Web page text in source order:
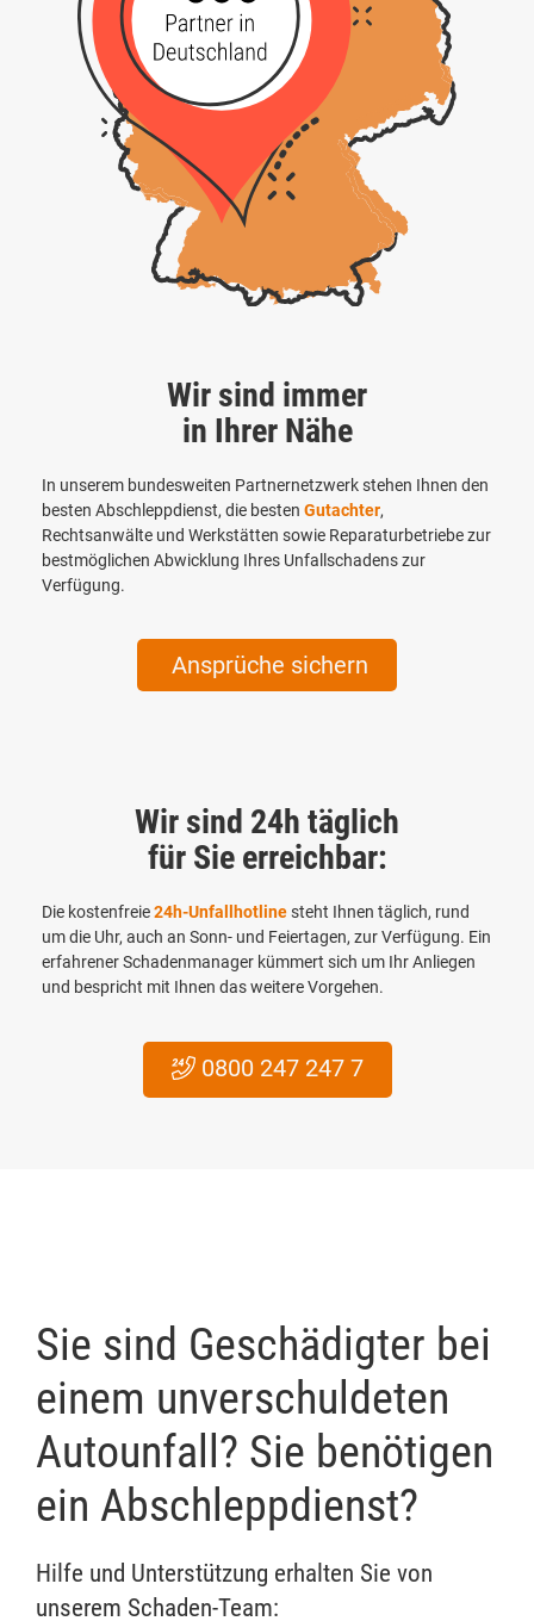
Wir sind immer
in Ihrer Nähe
In unserem bundesweiten Partnernetzwerk stehen Ihnen den
besten Abschleppdienst, die besten Gutachter,
Rechtsanwälte und Werkstätten sowie Reparaturbetriebe zur
bestmöglichen Abwicklung Ihres Unfallschadens zur
Verfügung.
Ansprüche sichern
Wir sind 24h täglich
für Sie erreichbar:
Die kostenfreie24h-Unfallhotlinesteht Ihnen täglich, rund
um die Uhr, auch an Sonn- und Feiertagen, zur Verfügung. Ein
erfahrener Schadenmanager kümmert sich um Ihr Anliegen
und bespricht mit Ihnen das weitere Vorgehen.
0800 247 247 7
Sie sind Geschädigter bei
einem unverschuldeten
Autounfall? Sie benötigen
ein Abschleppdienst?
Hilfe und Unterstützung erhalten Sie von
unserem Schaden-Team: